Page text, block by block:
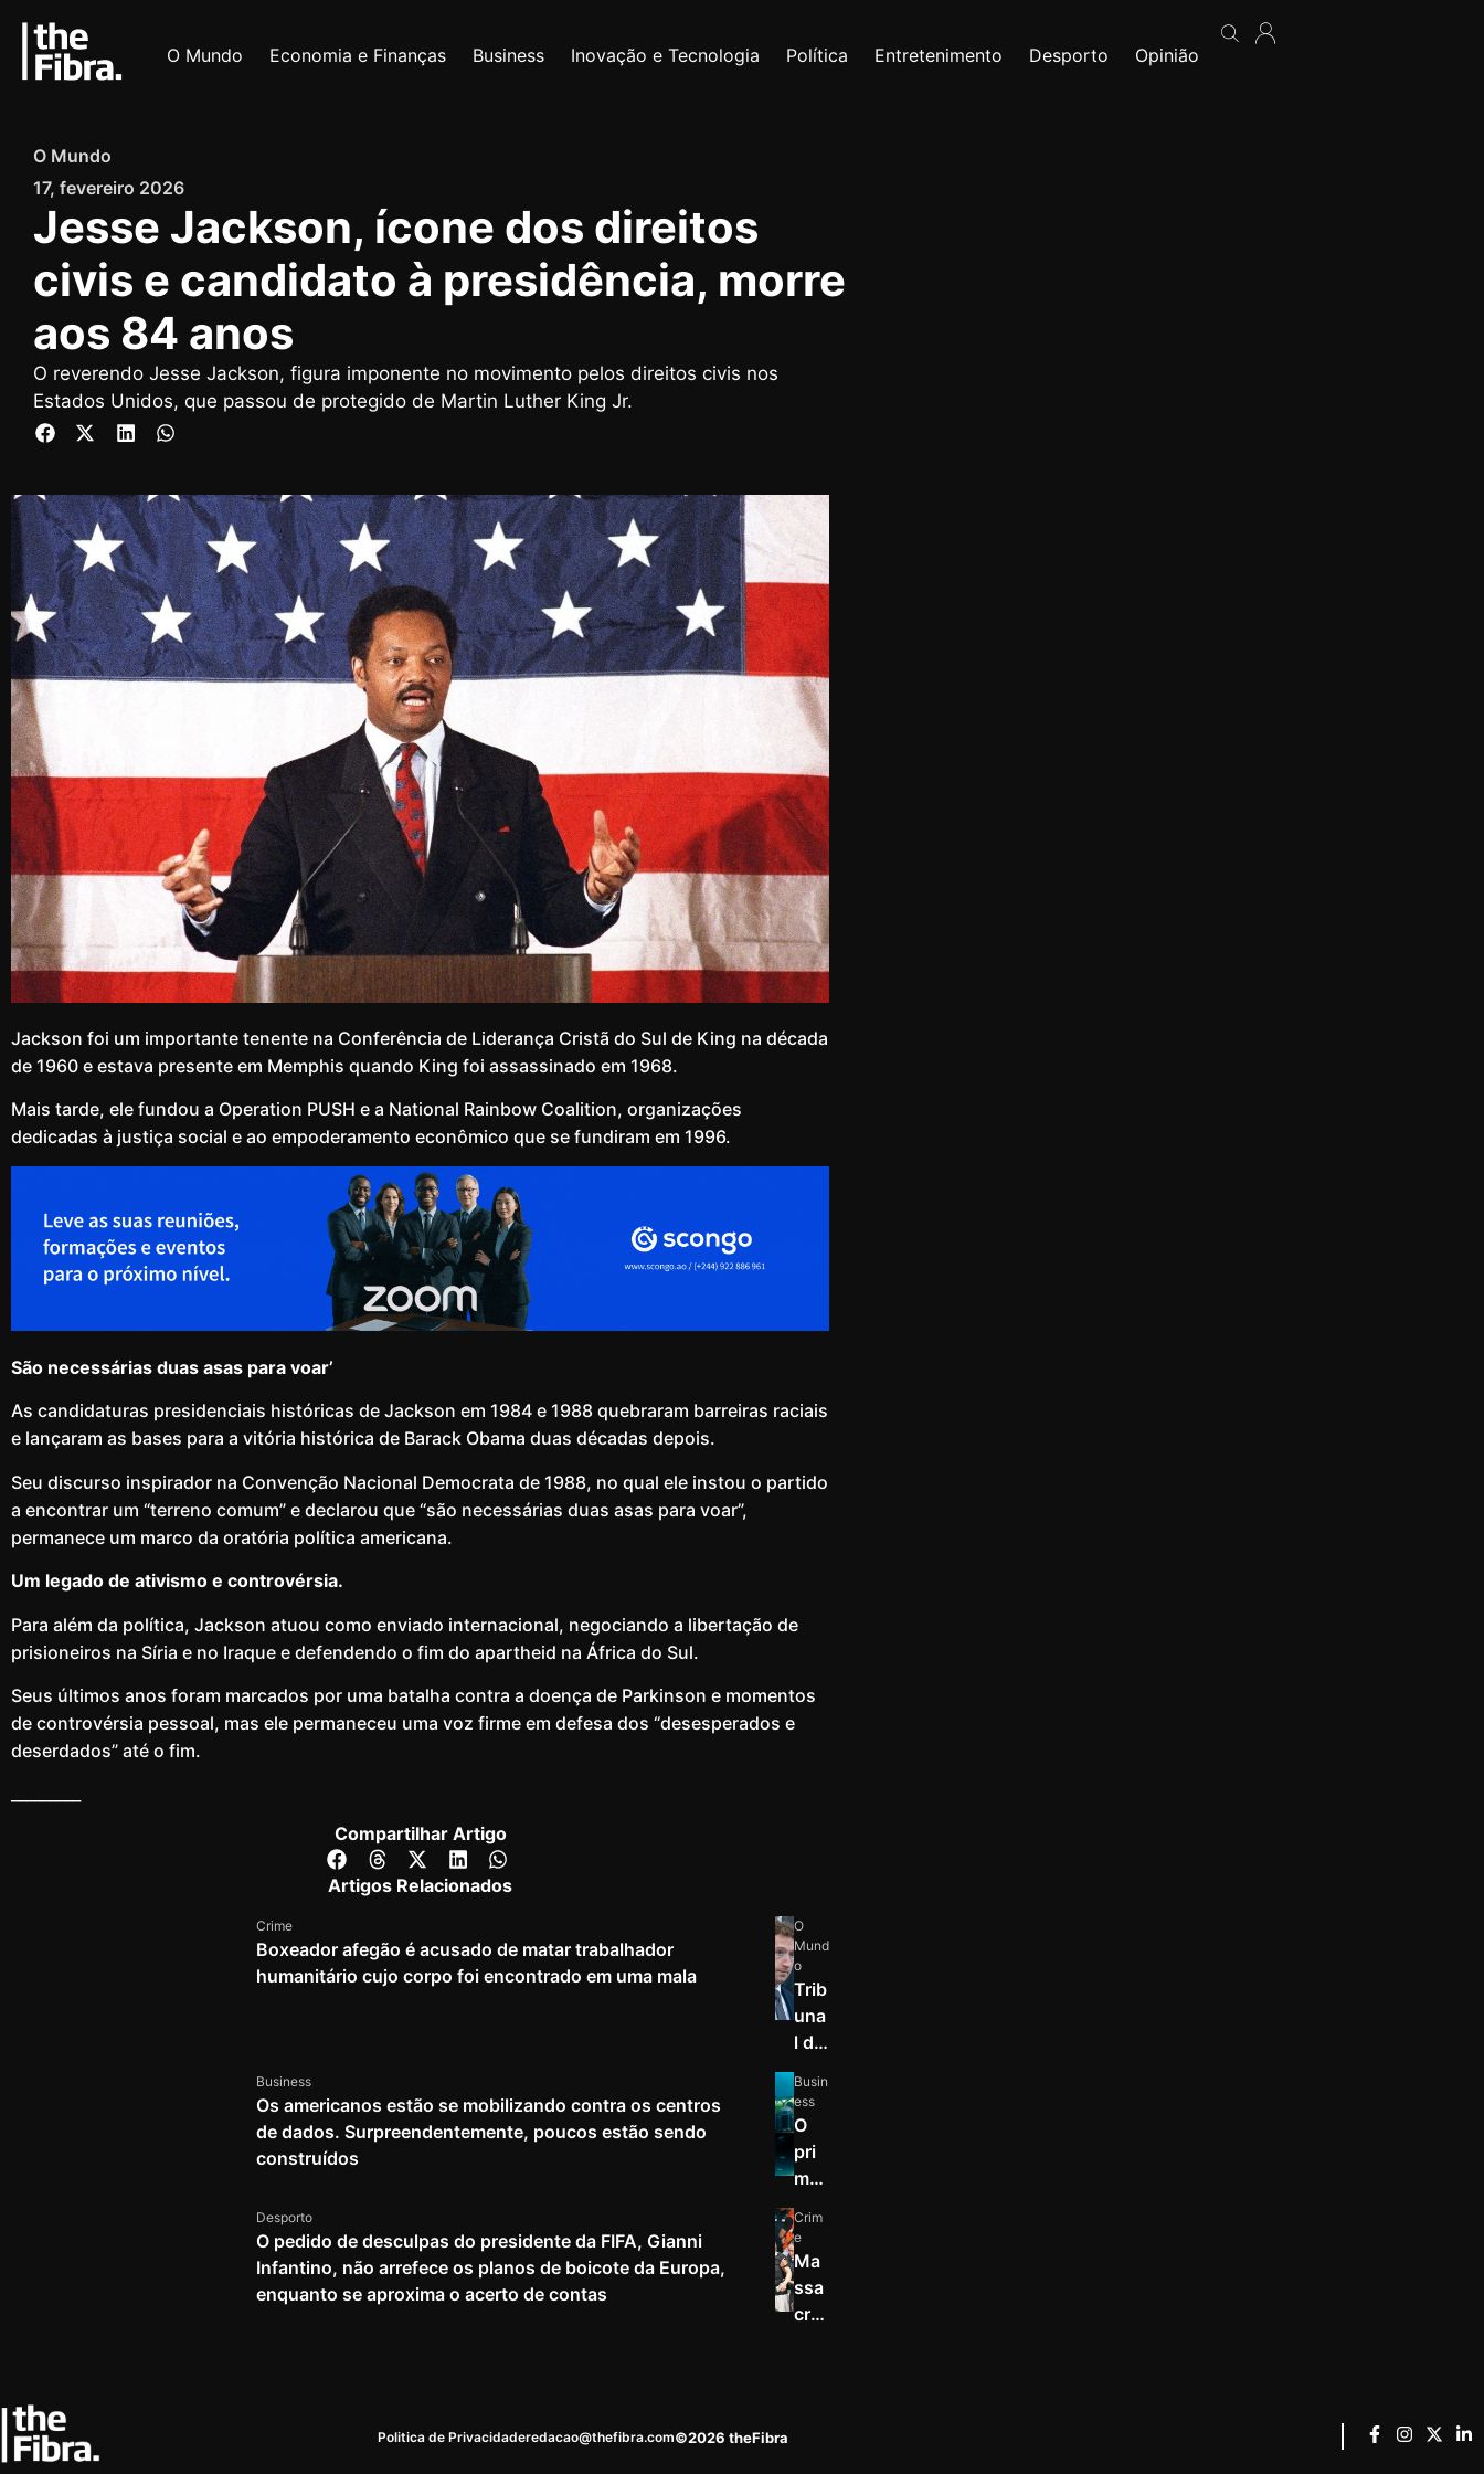
O Mundo Economia e Finanças Business Inovação e Tecnologia Política Entretenimento Desporto Opinião
O Mundo
17, fevereiro 2026
Jesse Jackson, ícone dos direitos
civis e candidato à presidência, morre
aos 84 anos
O reverendo Jesse Jackson, figura imponente no movimento pelos direitos civis nos
Estados Unidos, que passou de protegido de Martin Luther King Jr.
Jackson foi um importante tenente na Conferência de Liderança Cristã do Sul de King na década
de 1960 e estava presente em Memphis quando King foi assassinado em 1968.
Mais tarde, ele fundou a Operation PUSH e a National Rainbow Coalition, organizações
dedicadas à justiça social e ao empoderamento econômico que se fundiram em 1996.
São necessárias duas asas para voar’
As candidaturas presidenciais históricas de Jackson em 1984 e 1988 quebraram barreiras raciais
e lançaram as bases para a vitória histórica de Barack Obama duas décadas depois.
Seu discurso inspirador na Convenção Nacional Democrata de 1988, no qual ele instou o partido
a encontrar um “terreno comum” e declarou que “são necessárias duas asas para voar”,
permanece um marco da oratória política americana.
Um legado de ativismo e controvérsia.
Para além da política, Jackson atuou como enviado internacional, negociando a libertação de
prisioneiros na Síria e no Iraque e defendendo o fim do apartheid na África do Sul.
Seus últimos anos foram marcados por uma batalha contra a doença de Parkinson e momentos
de controvérsia pessoal, mas ele permaneceu uma voz firme em defesa dos “desesperados e
deserdados” até o fim.
Compartilhar Artigo
Artigos Relacionados
Crime
Boxeador afegão é acusado de matar trabalhador
humanitário cujo corpo foi encontrado em uma mala
O
Mund
o
Trib
una
l do
Nov
o
Mé
xico
ord
que
a
Met
a
Business
Os americanos estão se mobilizando contra os centros
de dados. Surpreendentemente, poucos estão sendo
construídos
Busin
ess
O
pri
mei
ro
nov
o
hab
itat
Desporto
O pedido de desculpas do presidente da FIFA, Gianni
Infantino, não arrefece os planos de boicote da Europa,
enquanto se aproxima o acerto de contas
Crim
e
Ma
ssa
cre
Politica de Privacidaderedacao@thefibra.com©2026 theFibra